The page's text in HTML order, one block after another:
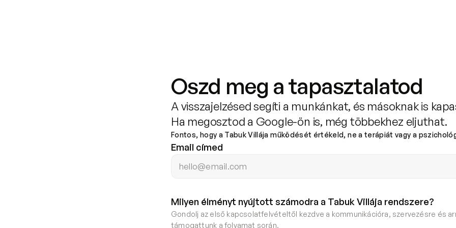
Oszd meg a tapasztalatod
A visszajelzésed segíti a munkánkat, és másoknak is
Ha megosztod a Google-ön is, még többekhez eljuthat.
Fontos, hogy a Tabuk Villája működését értékeld, ne a terápiát vagy a
Email címed
Milyen élményt nyújtott számodra a Tabuk Villája rendszere?
Gondolj az első kapcsolatfelvételtől kezdve a kommunikációra, szervezésre és
támogattunk a folyamat során.